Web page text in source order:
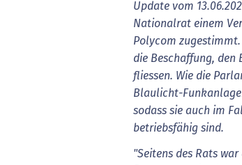
Update vom
Nationalrat einem
Polycom
die Beschaffung, den
fliessen. Wie die
Blaulicht-
sodass sie auch im
betriebsfähig sind.
"Seitens des Rats